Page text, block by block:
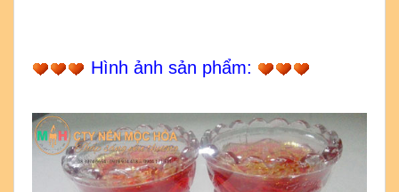
Hình ảnh sản phẩm: